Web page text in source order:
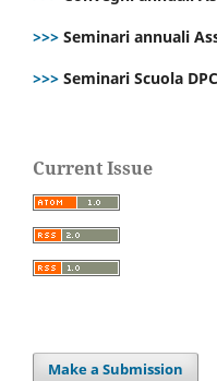
>>> Seminari annuali
>>> Seminari Scuola
Current Issue
Make a Submission